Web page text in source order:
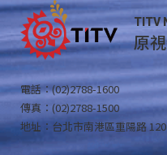
TITV
原
電話：(02)2788-1600
傳真：(02)2788-1500
地址：台北市南港區重陽路